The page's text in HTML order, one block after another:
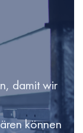
damit wir
können